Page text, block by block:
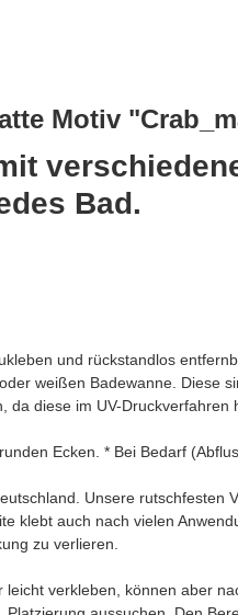
Motiv
Bad.
und rückstandlos
weißen Badewanne.
diese im UV-Druckverfahren
Ecken. * Bei Bedarf
Unsere
klebt auch nach vielen
zu verlieren.
verkleben, können aber